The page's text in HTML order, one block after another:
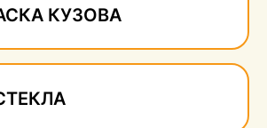
КУЗОВА